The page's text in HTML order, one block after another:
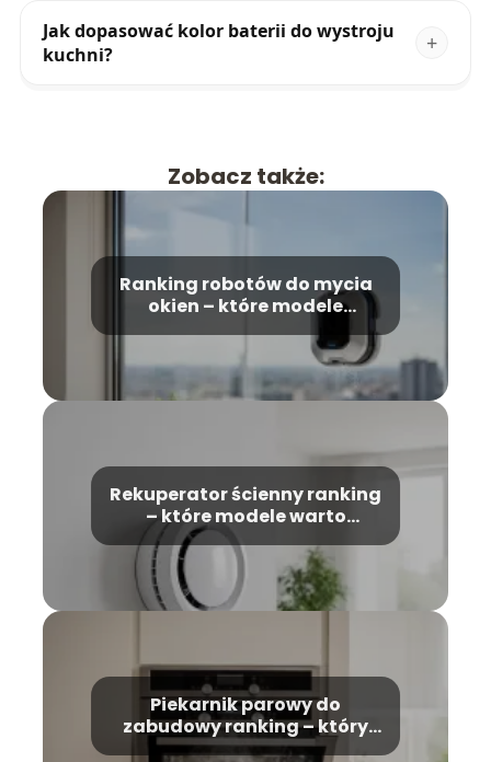
Jak dopasować kolor baterii do wystroju
kuchni?
Zobacz także:
Ranking robotów do mycia
okien – które modele
Rekuperator ścienny ranking
– które modele warto
wybrać?
Piekarnik parowy do
zabudowy ranking – który
model wybrać?